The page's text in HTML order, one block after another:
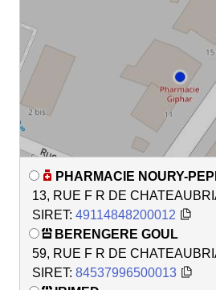
PHARMACIE NOURY-
13, RUE F R DE
SIRET: 49114848200012
BERENGERE GOUL
59, RUE F R DE
SIRET: 84537996500013